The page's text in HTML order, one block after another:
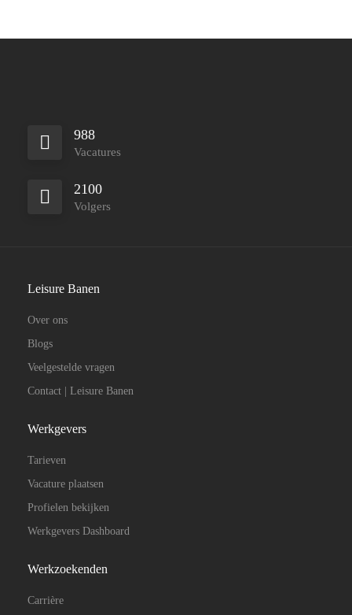
988
Vacatures
2100
Volgers
Leisure Banen
Over ons
Blogs
Veelgestelde vragen
Contact | Leisure Banen
Werkgevers
Tarieven
Vacature plaatsen
Profielen bekijken
Werkgevers Dashboard
Werkzoekenden
Carrière